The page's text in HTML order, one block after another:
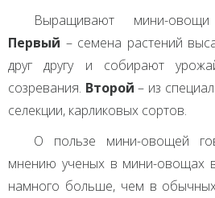
Выращивают мини-
Первый – семена растений
друг другу и собирают
созревания. Второй – из
селекции, карликовых сортов.
О пользе мини-овощей
мнению ученых в мини-овощах
намного больше, чем в